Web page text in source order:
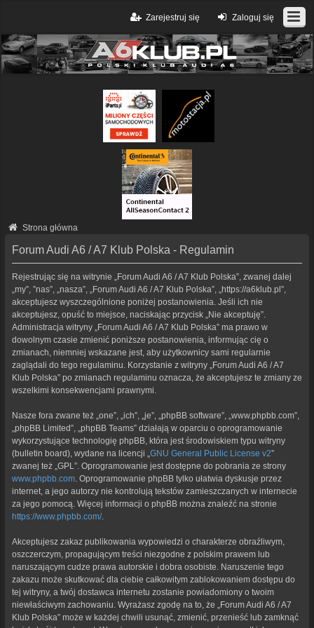
Zaloguj się
Zarejestruj się
Strona główna
Forum Audi A6 / A7 Klub Polska - Regulamin
Rejestrując się na witrynie „Forum Audi A6 / A7 Klub Polska”, zwanej dalej
„my”, ”nas”, „nasza”, „Forum Audi A6 / A7 Klub Polska”, „https://a6klub.pl”,
akceptujesz wyszczególnione poniżej postanowienia. Jeśli ich nie
akceptujesz, opuść to miejsce, naciskając przycisk „Nie akceptuję”.
Administracja witryny „Forum Audi A6 / A7 Klub Polska” ma prawo w
dowolnym czasie zmienić poniższe postanowienia, informując cię o
zmianach, niemniej wskazane jest, aby użytkownicy sami regularnie
zaglądali do tego regulaminu. Korzystanie z witryny „Forum Audi A6 / A7
Klub Polska” po zmianach regulaminu oznacza, że akceptujesz te zmiany ze
wszelkimi konsekwencjami prawnymi.
Nasze fora zwane też „one”, „ich”, „je”, „phpBB software”, „www.phpbb.com”,
„phpBB Limited”, „phpBB Teams” działają w oparciu o oprogramowanie
wykorzystujące technologię phpBB, która jest środowiskiem typu witryny
(bulletin board), wydane na licencji „GNU General Public License v2”
zwanej też „GPL”. Oprogramowanie jest dostępne do pobrania ze strony
www.phpbb.com. Oprogramowanie phpBB tylko ułatwia dyskusje przez
internet, a jego autorzy nie kontrolują tekstów zamieszczanych w internecie
za jego pomocą. Więcej informacji o phpBB można znaleźć na stronie
https://www.phpbb.com/.
Akceptujesz zakaz publikowania wypowiedzi o charakterze obraźliwym,
oszczerczym, propagującym treści niezgodne z polskim prawem lub
naruszającym cudze prawa autorskie i dobra osobiste. Naruszenie tego
zakazu może skutkować dla ciebie całkowitym zablokowaniem dostępu do
tej witryny, a twój dostawca internetu zostanie powiadomiony o twoim
niewłaściwym zachowaniu. Wyrażasz zgodę na to, że „Forum Audi A6 / A7
Klub Polska” może w każdej chwili usunąć, zmienić, przenieść lub zamknąć